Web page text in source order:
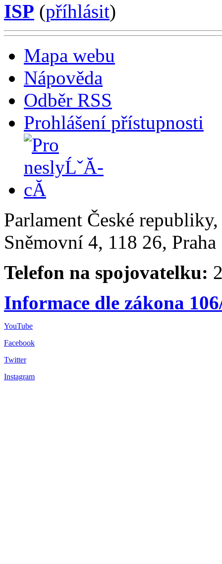
ISP (příhlásit)
Mapa webu
Nápověda
Odběr RSS
Prohlášení přístupnosti
Parlament České
Sněmovní 4, 118 26,
Telefon na spojovatelku:
Informace dle zákona
YouTube
Facebook
Twitter
Instagram